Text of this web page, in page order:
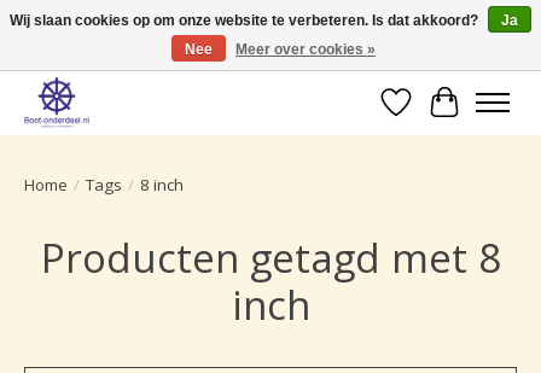
Ruime selectie producten voor uw boot onderhoud.
Verlanglijst
Home / Tags / 8 inch
Producten getagd met 8
inch
Wij slaan cookies op om onze website te verbeteren. Is dat akkoord?
Ja
Nee
Meer over cookies »